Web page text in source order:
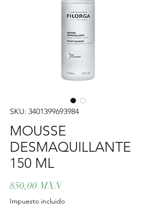
SKU: 3401399693984
MOUSSE
DESMAQUILLANTE
150 ML
850,00 MXNPrecio
Impuesto incluido